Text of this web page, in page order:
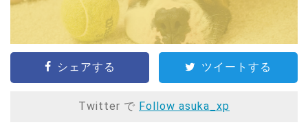
シェアする ツイートする
Twitter で Follow asuka_xp